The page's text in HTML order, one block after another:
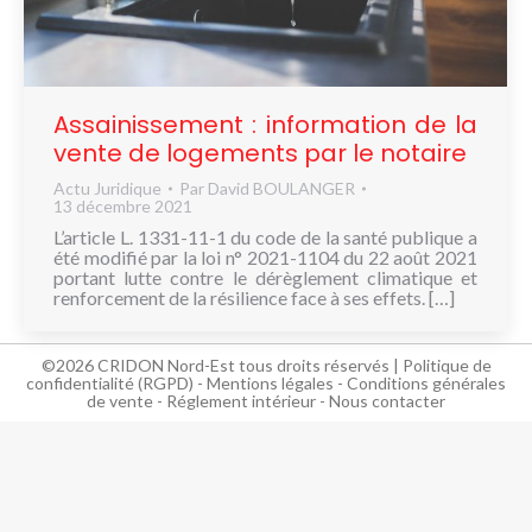
NOUS
CONNAÎTRE
CONTACT
Assainissement : information de la
vente de logements par le notaire
Actu Juridique Par David BOULANGER
13 décembre 2021
L’article L. 1331-11-1 du code de la santé publique a
été modifié par la loi n° 2021-1104 du 22 août 2021
portant lutte contre le dérèglement climatique et
renforcement de la résilience face à ses effets. […]
©2026 CRIDON Nord-Est tous droits réservés | Politique de
confidentialité (RGPD) - Mentions légales - Conditions générales
de vente - Réglement intérieur - Nous contacter